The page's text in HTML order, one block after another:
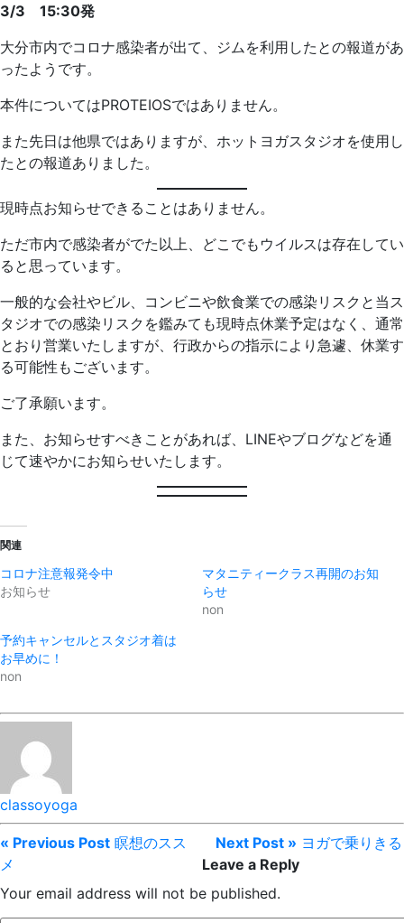
3/3 15:30発
大分市内でコロナ感染者が出て、ジムを利用したとの報道があ
ったようです。
本件についてはPROTEIOSではありません。
また先日は他県ではありますが、ホットヨガスタジオを使用し
たとの報道ありました。
現時点お知らせできることはありません。
ただ市内で感染者がでた以上、どこでもウイルスは存在してい
ると思っています。
一般的な会社やビル、コンビニや飲食業での感染リスクと当ス
タジオでの感染リスクを鑑みても現時点休業予定はなく、通常
とおり営業いたしますが、行政からの指示により急遽、休業す
る可能性もございます。
ご了承願います。
また、お知らせすべきことがあれば、LINEやブログなどを通
じて速やかにお知らせいたします。
関連
コロナ注意報発令中
お知らせ
マタニティークラス再開のお知
らせ
non
予約キャンセルとスタジオ着は
お早めに！
non
classoyoga
« Previous Post 瞑想のスス
メ
Next Post » ヨガで乗りきる
Leave a Reply
Your email address will not be published.